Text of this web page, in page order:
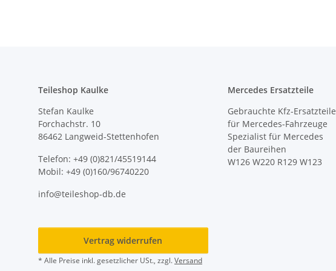
Teileshop Kaulke
Stefan Kaulke
Forchachstr. 10
86462 Langweid-Stettenhofen
Telefon: +49 (0)821/45519144
Mobil: +49 (0)160/96740220
info@teileshop-db.de
Mercedes Ersatzteile
Gebrauchte Kfz-Ersatzteile
für Mercedes-Fahrzeuge
Spezialist für Mercedes
der Baureihen
W126 W220 R129 W123
Vertrag widerrufen
* Alle Preise inkl. gesetzlicher USt., zzgl.Versand